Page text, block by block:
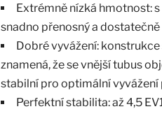
Extrémně nízká hmotnost:
snadno přenosný a
Dobré vyvážení:
znamená, že se vnější tubus
stabilní pro optimální vyvážení
Perfektní stabilita: až 4,5